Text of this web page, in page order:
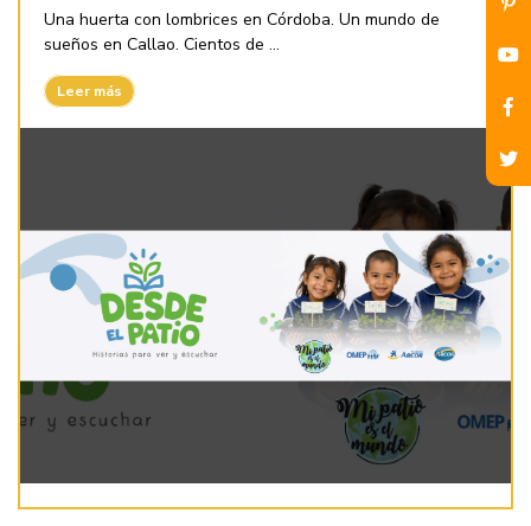
Una huerta con lombrices en Córdoba. Un mundo de
sueños en Callao. Cientos de ...
Leer más